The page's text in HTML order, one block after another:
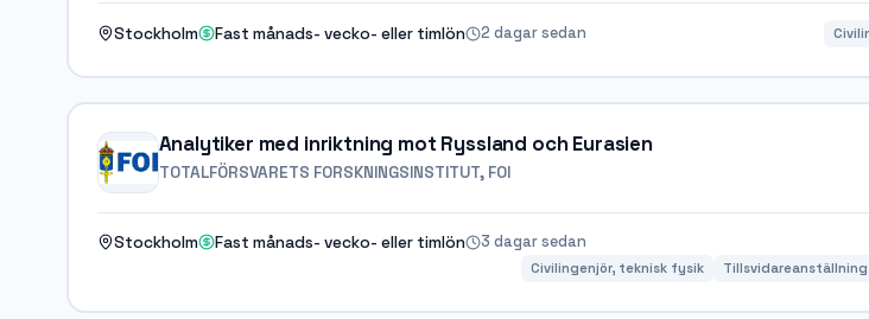
Stockholm Fast månads- vecko- eller timlön 2 dagar sedan
Analytiker med inriktning mot Ryssland och Eurasien
TOTALFÖRSVARETS FORSKNINGSINSTITUT, FOI
Stockholm Fast månads- vecko- eller timlön 3 dagar sedan
Civilingenjör, teknisk fysik